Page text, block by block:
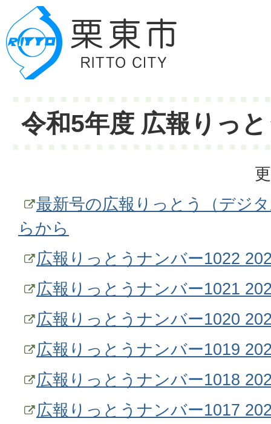
令和5年度 広報りっ
最新号の広報りっとう（デジ
らから
広報りっとうナンバー1022
広報りっとうナンバー1021
広報りっとうナンバー1020
広報りっとうナンバー1019
広報りっとうナンバー1018
広報りっとうナンバー1017